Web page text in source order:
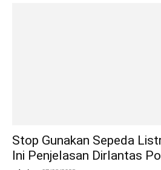
Stop Gunakan Sepeda
Ini Penjelasan Dirlantas